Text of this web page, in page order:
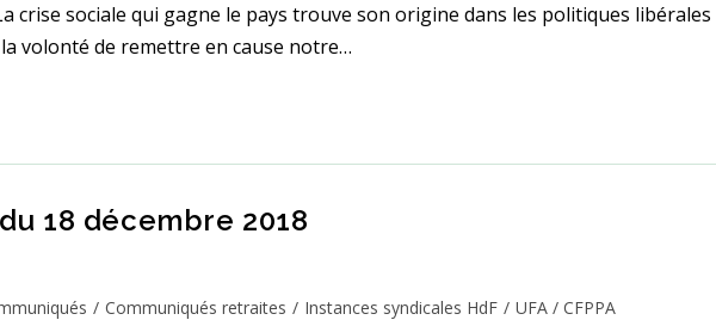
crise sociale qui gagne le pays trouve son origine dans les politiques libérales
volonté de remettre en cause notre…
18 décembre 2018
/ Communiqués retraites / Instances syndicales HdF / UFA / CFPPA